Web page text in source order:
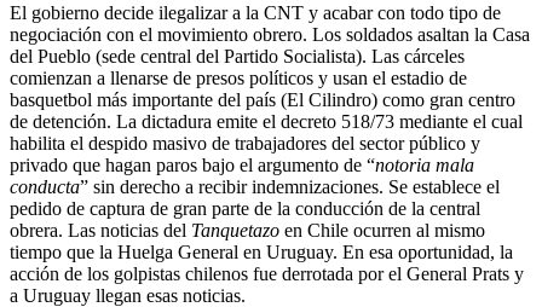
El gobierno decide ilegalizar a la CNT y acabar con todo tipo de
negociación con el movimiento obrero. Los soldados asaltan la Casa
del Pueblo (sede central del Partido Socialista). Las cárceles
comienzan a llenarse de presos políticos y usan el estadio de
basquetbol más importante del país (El Cilindro) como gran centro
de detención. La dictadura emite el decreto 518/73 mediante el cual
habilita el despido masivo de trabajadores del sector público y
privado que hagan paros bajo el argumento de “notoria mala
conducta” sin derecho a recibir indemnizaciones. Se establece el
pedido de captura de gran parte de la conducción de la central
obrera. Las noticias del Tanquetazo en Chile ocurren al mismo
tiempo que la Huelga General en Uruguay. En esa oportunidad, la
acción de los golpistas chilenos fue derrotada por el General Prats y
a Uruguay llegan esas noticias.